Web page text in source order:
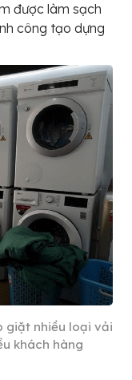
được làm sạch
công tạo dựng
giặt nhiều loại vải
khách hàng